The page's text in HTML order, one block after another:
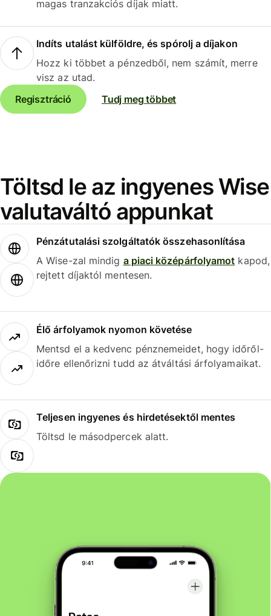
magas tranzakciós díjak miatt.
Indíts utalást külföldre, és spórolj a díjakon
Hozz ki többet a pénzedből, nem számít, merre
visz az utad.
Regisztráció
Tudj meg többet
Töltsd le az ingyenes Wise
valutaváltó appunkat
Pénzátutalási szolgáltatók összehasonlítása
A Wise-zal mindig a piaci középárfolyamot kapod,
rejtett díjaktól mentesen.
Élő árfolyamok nyomon követése
Mentsd el a kedvenc pénznemeidet, hogy időről-
időre ellenőrizni tudd az átváltási árfolyamaikat.
Teljesen ingyenes és hirdetésektől mentes
Töltsd le másodpercek alatt.